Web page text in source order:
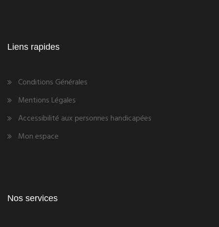
Liens rapides
Conditions Générales
Mentions Légales
Accessibilité aux personnes handicapées
Mon espace
Nos services